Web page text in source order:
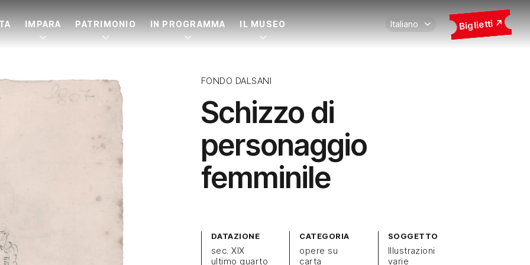
IMPARA PATRIMONIO IN PROGRAMMA IL MUSEO Biglietti
FONDO DALSANI
Schizzo di
personaggio
femminile
DATAZIONE
sec. XIX
ultimo quarto
CATEGORIA
opere su
carta
SOGGETTO
Illustrazioni
varie